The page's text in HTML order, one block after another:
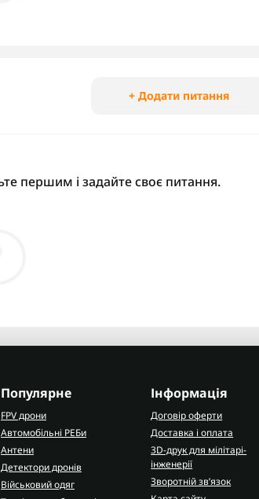
+ Додати питання
першим і задайте своє питання.
Популярне
FPV дрони
Автомобільні РЕБи
Антени
Детектори дронів
Військовий одяг
Інформація
Договір оферти
Доставка і оплата
3D-друк для мілітарі-
інженерії
Зворотній зв’язок